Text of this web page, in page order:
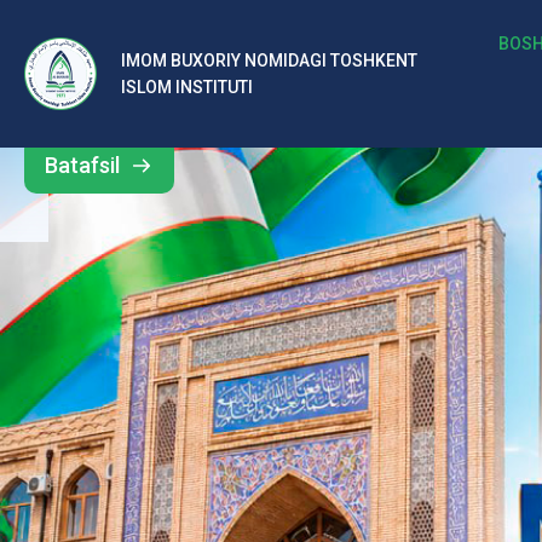
IMOM BUXORIY NOMIDAGI TOSHKENT
ISLOM INSTITUTI
b
al
ar
o‘
rt
a
si
d
Barcha
yangiliklar
Batafsil